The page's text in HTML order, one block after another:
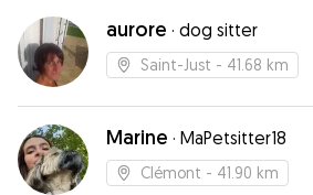
aurore · dog sitter
Saint-Just - 41.68 km
Marine · MaPetsitter18
Clémont - 41.90 km